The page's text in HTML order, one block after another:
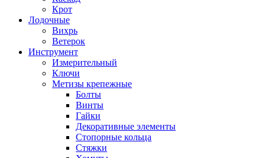
Крот
Лодочные
Вихрь
Ветерок
Инструмент
Измерительный
Ключи
Метизы крепежные
Болты
Винты
Гайки
Декоративные элементы
Стопорные кольца
Стяжки